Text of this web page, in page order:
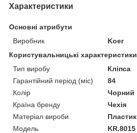
Характеристики
Основні атрибути
Виробник
Koer
Користувальницькі характеристики
Тип виробу
Кліпса
Гарантійний період (міс)
84
Колір
Чорний
Країна бренду
Чехія
Матеріал вироби
Пластик
Мoдель
KR.8015